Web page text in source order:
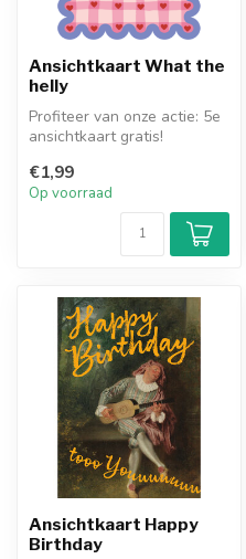
Ansichtkaart What the
helly
Profiteer van onze actie: 5e
ansichtkaart gratis!
€1,99
Op voorraad
Ansichtkaart Happy
Birthday